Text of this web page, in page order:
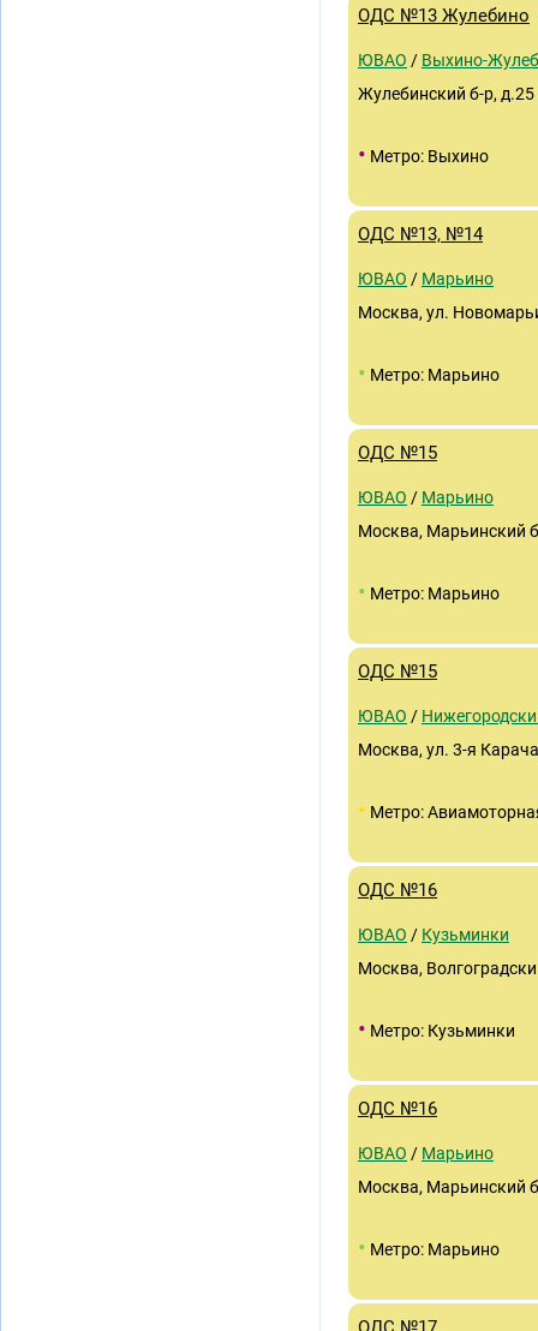
ОДС №13 Жулебино
ЮВАО / Выхино-
Жулебинский б-р, д.25
• Метро: Выхино
ОДС №13, №14
ЮВАО / Марьино
Москва, ул.
• Метро: Марьино
ОДС №15
ЮВАО / Марьино
Москва, Марьинский
• Метро: Марьино
ОДС №15
ЮВАО /
Москва, ул. 3-я
• Метро:
ОДС №16
ЮВАО / Кузьминки
Москва,
• Метро: Кузьминки
ОДС №16
ЮВАО / Марьино
Москва, Марьинский
• Метро: Марьино